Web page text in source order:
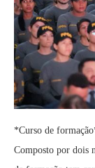
*Curso de
Composto por dois